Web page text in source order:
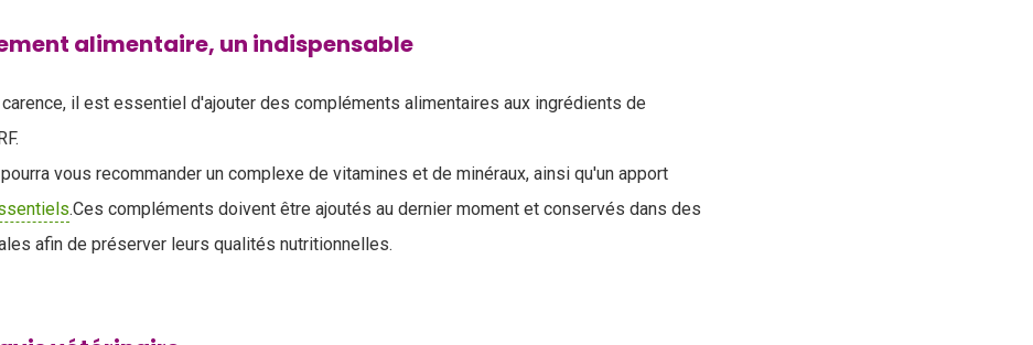
alimentaire, un indispensable
il est essentiel d'ajouter des compléments alimentaires aux ingrédients de
vous recommander un complexe de vitamines et de minéraux, ainsi qu'un apport
.Ces compléments doivent être ajoutés au dernier moment et conservés dans des
afin de préserver leurs qualités nutritionnelles.